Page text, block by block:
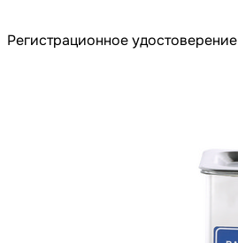
Регистрационное удостоверение